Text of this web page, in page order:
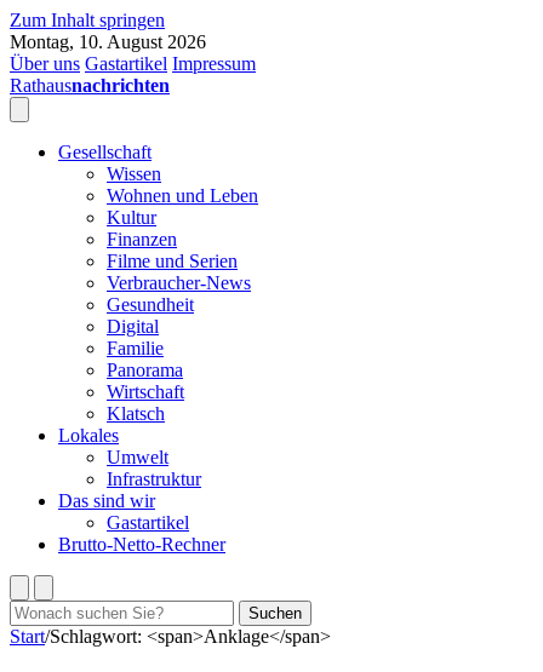
Zum Inhalt springen
Montag, 10. August 2026
Über uns Gastartikel Impressum
Rathausnachrichten
Gesellschaft
Wissen
Wohnen und Leben
Kultur
Finanzen
Filme und Serien
Verbraucher-News
Gesundheit
Digital
Familie
Panorama
Wirtschaft
Klatsch
Lokales
Umwelt
Infrastruktur
Das sind wir
Gastartikel
Brutto-Netto-Rechner
Suchen
nach:
Suchen
Start/Schlagwort: <span>Anklage</span>